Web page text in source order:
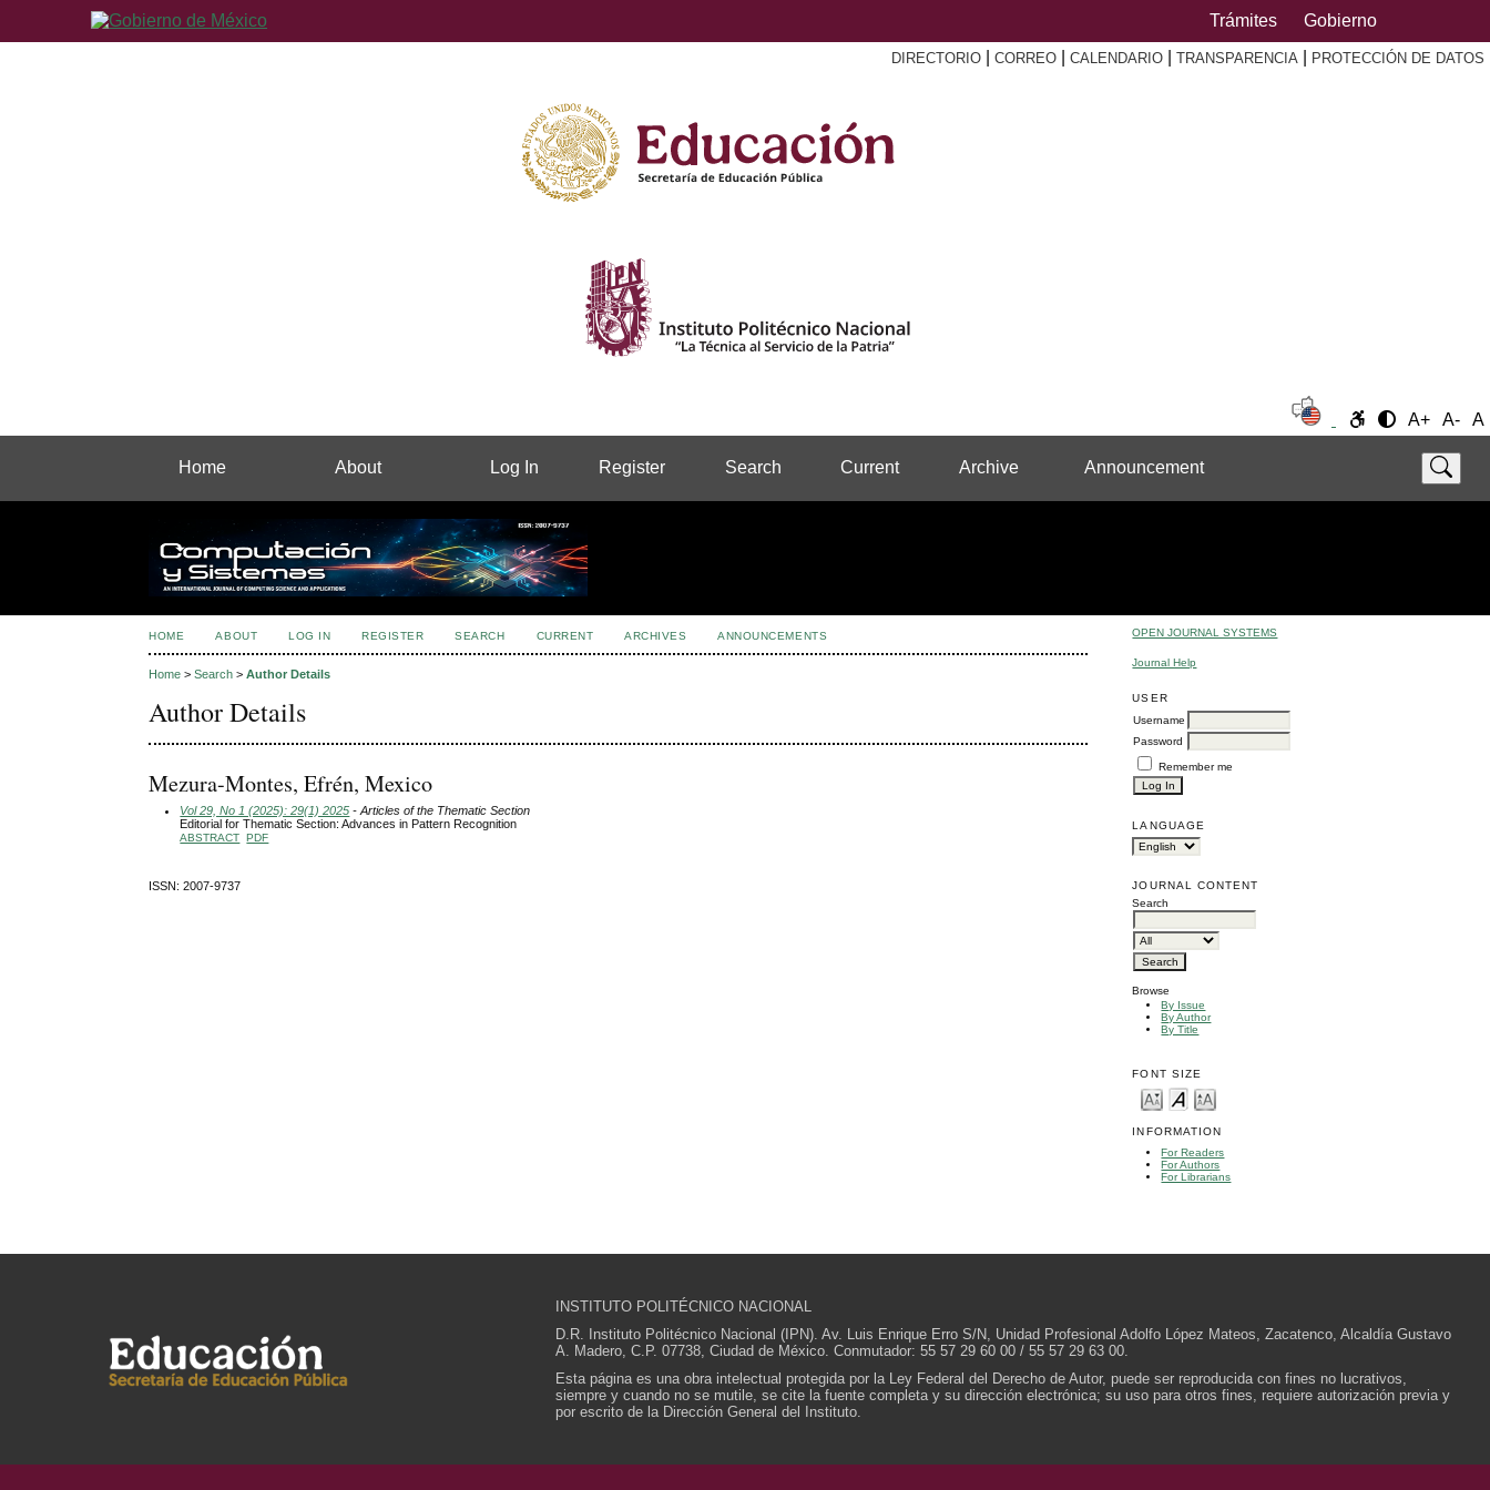
Trámites Gobierno
DIRECTORIO CORREO CALENDARIO TRANSPARENCIA PROTECCIÓN DE DATOS
A+ A- A
Home About Log In Register Search Current Archive Announcement
OPEN JOURNAL SYSTEMS
Journal Help
USER
Username
Password
Remember me
LANGUAGE
JOURNAL CONTENT
Search
Browse
By Issue
By Author
By Title
FONT SIZE
INFORMATION
For Readers
For Authors
For Librarians
HOME ABOUT LOG IN REGISTER SEARCH CURRENT ARCHIVES ANNOUNCEMENTS
Home >Search >Author Details
Author Details
Mezura-Montes, Efrén, Mexico
Vol 29, No 1 (2025): 29(1) 2025 - Articles of the Thematic Section
Editorial for Thematic Section: Advances in Pattern Recognition
ABSTRACT PDF
ISSN: 2007-9737
INSTITUTO POLITÉCNICO NACIONAL
D.R. Instituto Politécnico Nacional (IPN). Av. Luis Enrique Erro S/N, Unidad Profesional Adolfo López Mateos, Zacatenco, Alcaldía Gustavo
A. Madero, C.P. 07738, Ciudad de México. Conmutador: 55 57 29 60 00 / 55 57 29 63 00.
Esta página es una obra intelectual protegida por la Ley Federal del Derecho de Autor, puede ser reproducida con fines no lucrativos,
siempre y cuando no se mutile, se cite la fuente completa y su dirección electrónica; su uso para otros fines, requiere autorización previa y
por escrito de la Dirección General del Instituto.